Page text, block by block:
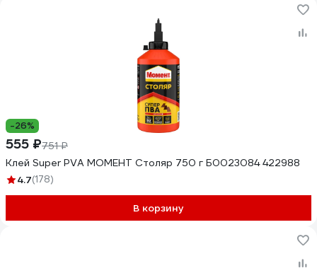
-26%
555 ₽751 ₽
Клей Super PVA МОМЕНТ Столяр 750 г Б0023084 422988
4.7(178)
В корзину